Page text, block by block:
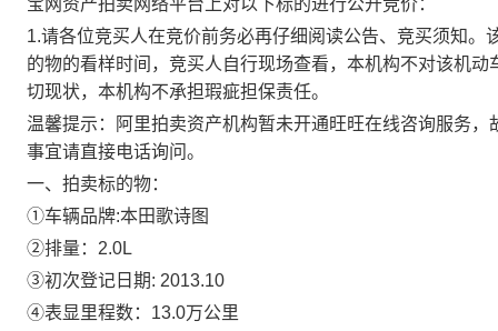
宝网资产拍卖网络平台上对以下标的进行公开竞价：
1.请各位竞买人在竞价前务必再仔细阅读公告、竞买须知
的物的看样时间，竞买人自行现场查看，本机构不对该机
切现状，本机构不承担瑕疵担保责任。
温馨提示：
阿里拍卖资产机构暂未开通旺旺在线咨询服务
事宜请直接电话询问。
一、拍卖标的物：
①车辆品牌:本田歌诗图
②排量：2.0L
③初次登记日期: 2013.10
④表显里程数：13.0万公里